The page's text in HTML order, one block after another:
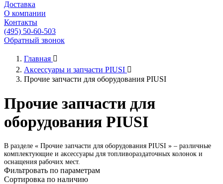
Доставка
О компании
Контакты
(495) 50-60-503
Обратный звонок
Главная 
Аксессуары и запчасти PIUSI 
Прочие запчасти для оборудования PIUSI
Прочие запчасти для
оборудования PIUSI
В разделе « Прочие запчасти для оборудования PIUSI » – различные
комплектующие и аксессуары для топливораздаточных колонок и
оснащения рабочих мест.
Фильтровать по параметрам
Сортировка по наличию